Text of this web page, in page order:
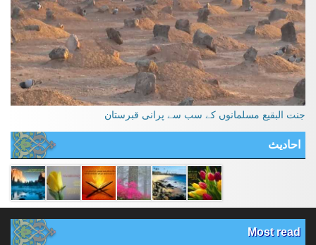
جنت البقیع مسلمانوں کے سب سے پرانی قبرستان
احادیث
Most read